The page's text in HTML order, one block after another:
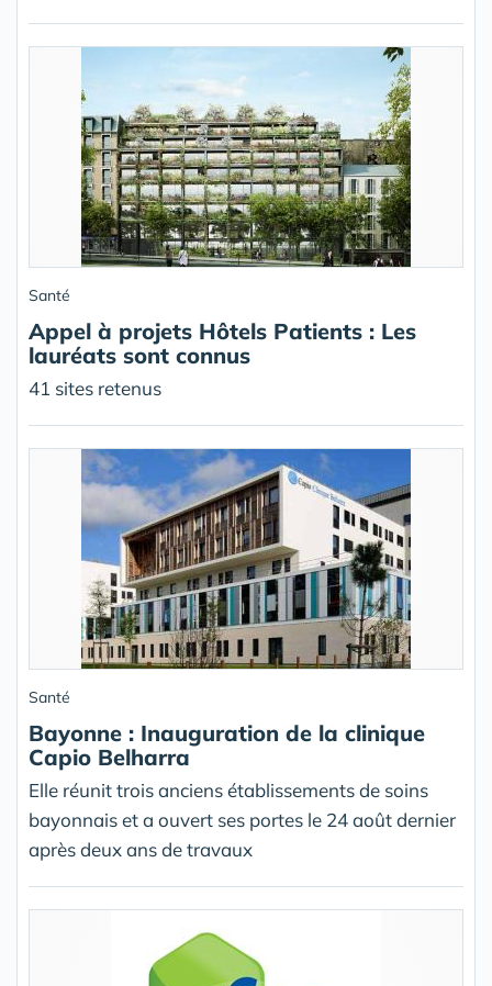
Santé
Appel à projets Hôtels Patients : Les
lauréats sont connus
41 sites retenus
Santé
Bayonne : Inauguration de la clinique
Capio Belharra
Elle réunit trois anciens établissements de soins
bayonnais et a ouvert ses portes le 24 août dernier
après deux ans de travaux